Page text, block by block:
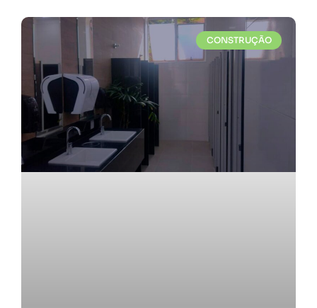
CONSTRUÇÃO